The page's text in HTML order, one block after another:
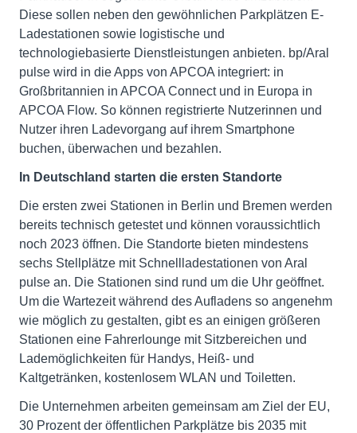
Diese sollen neben den gewöhnlichen Parkplätzen E-
Ladestationen sowie logistische und
technologiebasierte Dienstleistungen anbieten. bp/Aral
pulse wird in die Apps von APCOA integriert: in
Großbritannien in APCOA Connect und in Europa in
APCOA Flow. So können registrierte Nutzerinnen und
Nutzer ihren Ladevorgang auf ihrem Smartphone
buchen, überwachen und bezahlen.
In Deutschland starten die ersten Standorte
Die ersten zwei Stationen in Berlin und Bremen werden
bereits technisch getestet und können voraussichtlich
noch 2023 öffnen. Die Standorte bieten mindestens
sechs Stellplätze mit Schnellladestationen von Aral
pulse an. Die Stationen sind rund um die Uhr geöffnet.
Um die Wartezeit während des Aufladens so angenehm
wie möglich zu gestalten, gibt es an einigen größeren
Stationen eine Fahrerlounge mit Sitzbereichen und
Lademöglichkeiten für Handys, Heiß- und
Kaltgetränken, kostenlosem WLAN und Toiletten.
Die Unternehmen arbeiten gemeinsam am Ziel der EU,
30 Prozent der öffentlichen Parkplätze bis 2035 mit